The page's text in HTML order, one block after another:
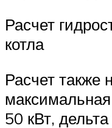
Расчет
котла
Расчет также
50 кВт,